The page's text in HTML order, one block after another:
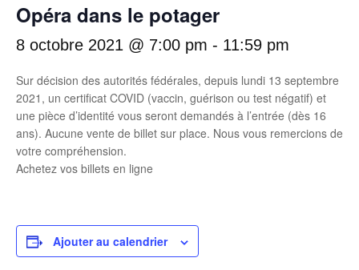
Opéra dans le potager
8 octobre 2021 @ 7:00 pm - 11:59 pm
Sur décision des autorités fédérales, depuis lundi 13 septembre
2021, un certificat COVID (vaccin, guérison ou test négatif) et
une pièce d’identité vous seront demandés à l’entrée (dès 16
ans). Aucune vente de billet sur place. Nous vous remercions de
votre compréhension.
Achetez vos billets en ligne
Ajouter au calendrier